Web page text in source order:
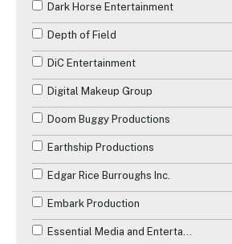
Dark Horse Entertainment
Depth of Field
DiC Entertainment
Digital Makeup Group
Doom Buggy Productions
Earthship Productions
Edgar Rice Burroughs Inc.
Embark Production
Essential Media and Entertainment
✕